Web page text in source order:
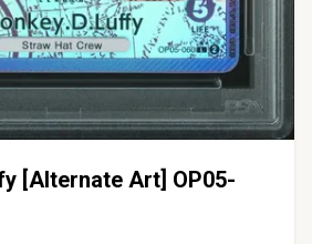
[Alternate Art] OP05-